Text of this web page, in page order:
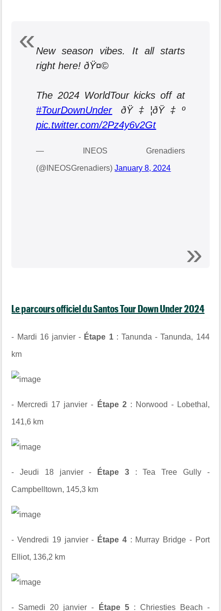
New season vibes. It all starts
right here! ðŸ¤©
The 2024 WorldTour kicks off at
#TourDownUnderðŸ‡¦ðŸ‡º
pic.twitter.com/2Pz4y6v2Gt
— INEOS Grenadiers
(@INEOSGrenadiers)January 8, 2024
Le parcours officiel du Santos Tour Down Under 2024
- Mardi 16 janvier - Étape 1: Tanunda - Tanunda, 144
km
- Mercredi 17 janvier - Étape 2: Norwood - Lobethal,
141,6 km
- Jeudi 18 janvier - Étape 3 : Tea Tree Gully -
Campbelltown, 145,3 km
- Vendredi 19 janvier - Étape 4: Murray Bridge - Port
Elliot, 136,2 km
- Samedi 20 janvier - Étape 5: Chriesties Beach -